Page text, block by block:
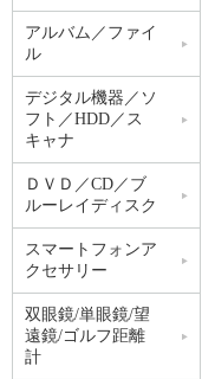
アルバム／ファイ
ル
デジタル機器／ソ
フト／HDD／ス
キャナ
ＤＶＤ／CD／ブ
ルーレイディスク
スマートフォンア
クセサリー
双眼鏡/単眼鏡/望
遠鏡/ゴルフ距離
計